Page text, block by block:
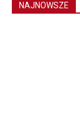
NAJNOWSZE